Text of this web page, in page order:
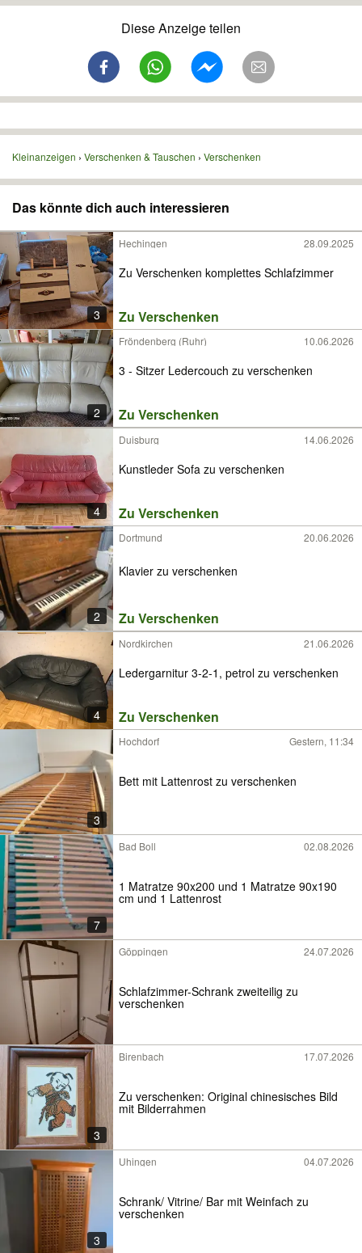
Diese Anzeige teilen
Kleinanzeigen Verschenken & Tauschen Verschenken
Das könnte dich auch interessieren
3
Hechingen 28.09.2025
Zu Verschenken komplettes Schlafzimmer
Zu Verschenken
2
Fröndenberg (Ruhr) 10.06.2026
3 - Sitzer Ledercouch zu verschenken
Zu Verschenken
4
Duisburg 14.06.2026
Kunstleder Sofa zu verschenken
Zu Verschenken
2
Dortmund 20.06.2026
Klavier zu verschenken
Zu Verschenken
4
Nordkirchen 21.06.2026
Ledergarnitur 3-2-1, petrol zu verschenken
Zu Verschenken
3
Hochdorf Gestern, 11:34
Bett mit Lattenrost zu verschenken
7
Bad Boll 02.08.2026
1 Matratze 90x200 und 1 Matratze 90x190
cm und 1 Lattenrost
Göppingen 24.07.2026
Schlafzimmer-Schrank zweiteilig zu
verschenken
3
Birenbach 17.07.2026
Zu verschenken: Original chinesisches Bild
mit Bilderrahmen
3
Uhingen 04.07.2026
Schrank/ Vitrine/ Bar mit Weinfach zu
verschenken